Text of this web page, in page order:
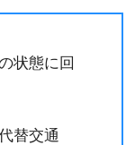
状態に回
替交通